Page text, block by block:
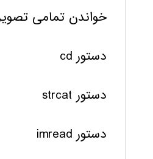
خواندن تمامی
دستور cd
دستور strcat
دستور imread